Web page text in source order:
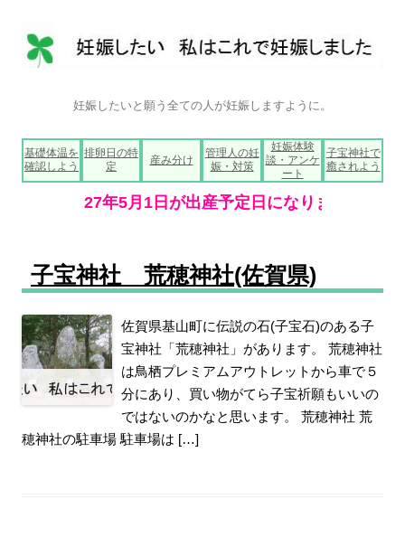
妊娠したいと願う全ての人が妊娠しますように。
コ
ン
テ
ン
ツ
へ
プ
基礎体温を
確認しよう
排卵日の特
定
産み分け
管理人の妊
娠・対策
妊娠体験
談・アンケ
ート
子宝神社で
癒されよう
子宝神社 荒穂神社(佐賀県)
佐賀県基山町に伝説の石(子宝石)のある子
宝神社「荒穂神社」があります。 荒穂神社
は鳥栖プレミアムアウトレットから車で５
分にあり、買い物がてら子宝祈願もいいの
ではないのかなと思います。 荒穂神社 荒
穂神社の駐車場 駐車場は […]